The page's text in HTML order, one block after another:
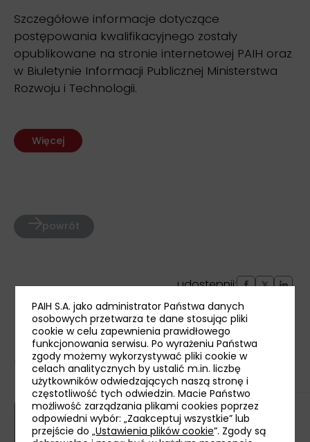
Szczegółowe informacje dotyczące
postępowania kwalifikacyjnego zostały
opublikowane na stronie internetowej PAIH oraz
w Biuletynie Informacji Publicznej Ministerstwa
Rozwoju i Technologii.
Więcej
powrót
udostępnij:
Ostatnie aktualności
PAIH S.A. jako administrator Państwa danych
osobowych przetwarza te dane stosując pliki
cookie w celu zapewnienia prawidłowego
funkcjonowania serwisu. Po wyrażeniu Państwa
zgody możemy wykorzystywać pliki cookie w
celach analitycznych by ustalić m.in. liczbę
użytkowników odwiedzających naszą stronę i
częstotliwość tych odwiedzin. Macie Państwo
możliwość zarządzania plikami cookies poprzez
odpowiedni wybór: „Zaakceptuj wszystkie” lub
przejście do „Ustawienia plików cookie”. Zgody są